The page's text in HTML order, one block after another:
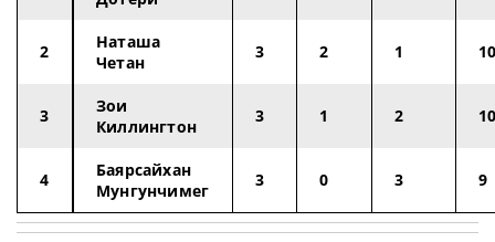
2
Наташа
Четан
3 2 1
3
Зои
Киллингтон
3 1 2
4
Баярсайхан
Мунгунчимег
3 0 3 9